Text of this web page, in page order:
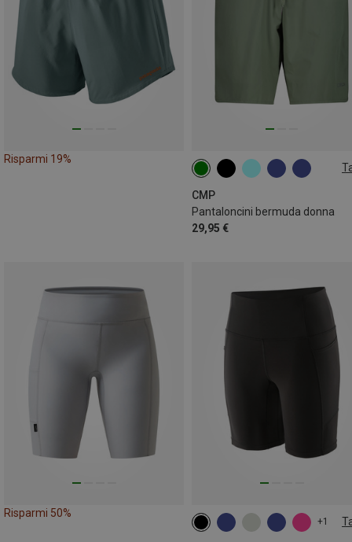
Risparmi 19%
CMP
Pantaloncini bermuda donna
29,95 €
Risparmi 50%
+1
XS S XL